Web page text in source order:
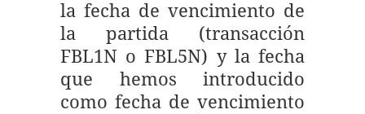
la fecha de vencimiento de
la partida (transacción
FBL1N o FBL5N) y la fecha
que hemos introducido
como fecha de vencimiento